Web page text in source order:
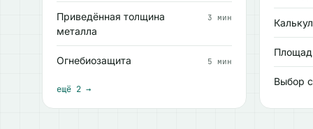
Приведённая толщина
металла
3 мин
Огнебиозащита 5 мин
ещё 2 →
Выбор